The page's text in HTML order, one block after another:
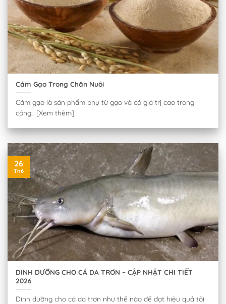
Cám Gạo Trong Chăn Nuôi
Cám gạo là sản phẩm phụ từ gạo và có giá trị cao trong
công... [Xem thêm]
DINH DƯỠNG CHO CÁ DA TRƠN – CẬP NHẬT CHI TIẾT
2026
Dinh dưỡng cho cá da trơn như thế nào để đạt hiệu quả tối
26
Th6